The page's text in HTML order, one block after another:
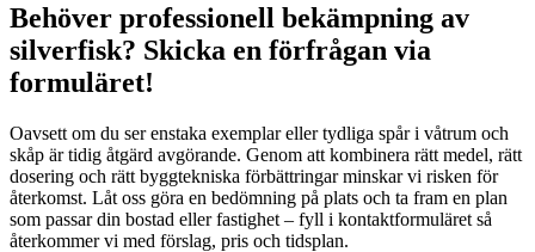
Behöver professionell bekämpning av
silverfisk? Skicka en förfrågan via
formuläret!
Oavsett om du ser enstaka exemplar eller tydliga spår i våtrum och
skåp är tidig åtgärd avgörande. Genom att kombinera rätt medel, rätt
dosering och rätt byggtekniska förbättringar minskar vi risken för
återkomst. Låt oss göra en bedömning på plats och ta fram en plan
som passar din bostad eller fastighet – fyll i kontaktformuläret så
återkommer vi med förslag, pris och tidsplan.